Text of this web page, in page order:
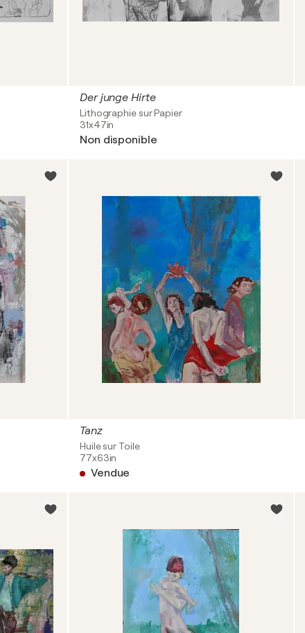
Der junge Hirte
Lithographie sur Papier
31x47in
Non disponible
Tanz
Huile sur Toile
77x63in
Vendue